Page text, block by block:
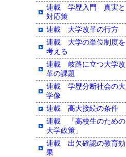
連載 学歴入門 真実と
対応策
連載 大学改革の行方
連載 大学の単位制度を
考える
連載 岐路に立つ大学改
革の課題
連載 学歴分断社会の大
学像
連載 高大接続の条件
連載 「高校生のための
大学政策」
連載 出欠確認の教育効
果